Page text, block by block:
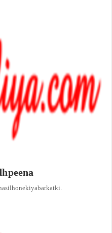
peena
hone ki ya barkat ki.